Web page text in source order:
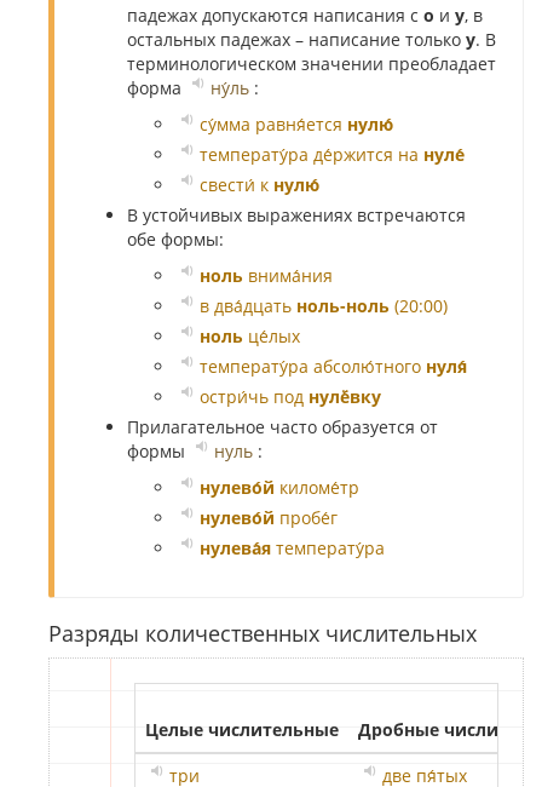
падежах допускаются написания с о и у, в
остальных падежах – написание только у. В
терминологическом значении преобладает
форма
ну́ль :
су́мма равня́ется нулю́
температу́ра де́ржится на нуле́
свести́ к нулю́
В устойчивых выражениях встречаются
обе формы:
ноль внима́ния
в два́дцать ноль-ноль (20:00)
ноль це́лых
температу́ра абсолю́тного нуля́
остри́чь под нулё́вку
Прилагательное часто образуется от
формы
нуль :
нулево́й киломе́тр
нулево́й пробе́г
нулева́я температу́ра
Разряды количественных числительных
Целые числительные
Дробные
три
две пя́тых